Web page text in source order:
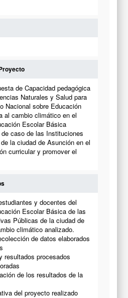
de Capacidad pedagógica
Naturales y Salud para
Nacional sobre Educación
al cambio climático en el
Escolar Básica
caso de las Instituciones
la ciudad de Asunción en el
curricular y promover el
y docentes del
Escolar Básica de las
Públicas de la ciudad de
climático analizado.
de datos elaborados
resultados procesados
de los resultados de la
del proyecto realizado